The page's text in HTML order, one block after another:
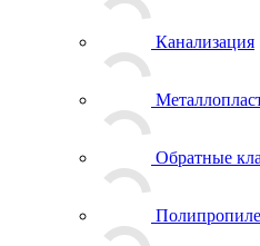
Канализация
Обратные